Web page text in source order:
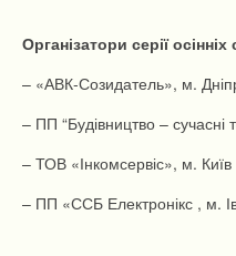
Організатори серії осінніх
– «АВК-Созидатель», м.
– ПП “Будівництво – сучасні
– ТОВ «Інкомсервіс», м. Київ
– ПП «ССБ Електронікс , м.